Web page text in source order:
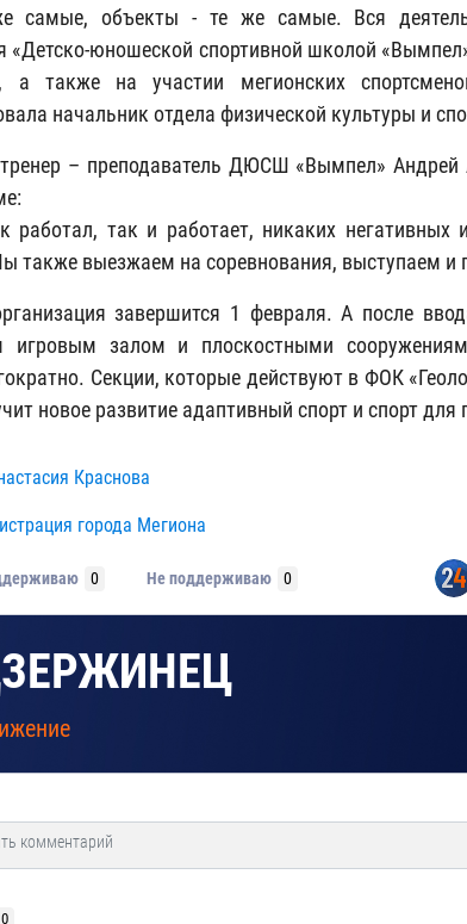
самые, объекты - те же самые. Вся
«Детско-юношеской спортивной школой
а также на участии мегионских
начальник отдела физической культуры и
– преподаватель ДЮСШ «Вымпел»
работал, так и работает, никаких
также выезжаем на соревнования, выступаем и
завершится 1 февраля. А после
игровым залом и плоскостными
Секции, которые действуют в ФОК
новое развитие адаптивный спорт и спорт
Краснова
города Мегиона
0 Не поддерживаю 0
0